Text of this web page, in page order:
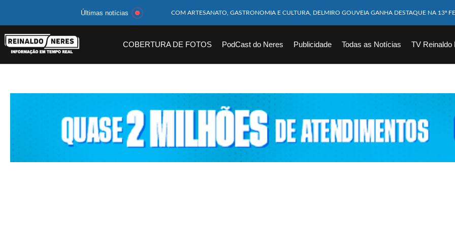
Últimas notícias
HOMEM CAI DE CACHOEIRA DE 40 METROS AO TENTAR FAZER FOTO
CORPO DE JOVEM DESAPARECIDO É ENCONTRADO EM BARRAGEM NO INTERIOR DE ALAGOAS
COBERTURA DE FOTOS PodCast do Neres Publicidade Todas as Notícias TV Reinaldo